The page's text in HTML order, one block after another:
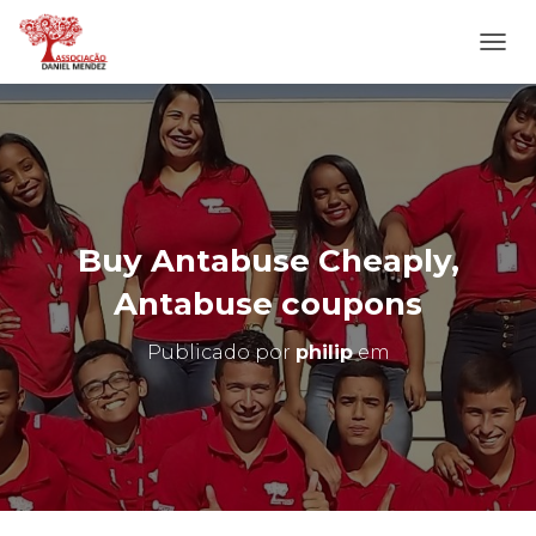
L
T
E
R
N
A
N
A
E
G
O
Buy Antabuse Cheaply,
Antabuse coupons
Publicado por philipem